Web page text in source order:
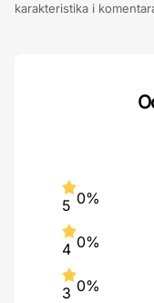
karakteristika i
5 0%
4 0%
3 0%